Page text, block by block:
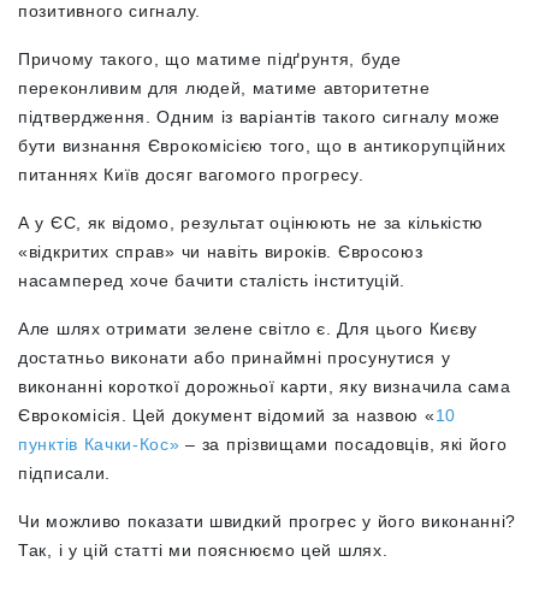
позитивного сигналу.
Причому такого, що матиме підґрунтя, буде
переконливим для людей, матиме авторитетне
підтвердження. Одним із варіантів такого сигналу може
бути визнання Єврокомісією того, що в антикорупційних
питаннях Київ досяг вагомого прогресу.
А у ЄС, як відомо, результат оцінюють не за кількістю
«відкритих справ» чи навіть вироків. Євросоюз
насамперед хоче бачити сталість інституцій.
Але шлях отримати зелене світло є. Для цього Києву
достатньо виконати або принаймні просунутися у
виконанні короткої дорожньої карти, яку визначила сама
Єврокомісія. Цей документ відомий за назвою «10
пунктів Качки-Кос» – за прізвищами посадовців, які його
підписали.
Чи можливо показати швидкий прогрес у його виконанні?
Так, і у цій статті ми пояснюємо цей шлях.